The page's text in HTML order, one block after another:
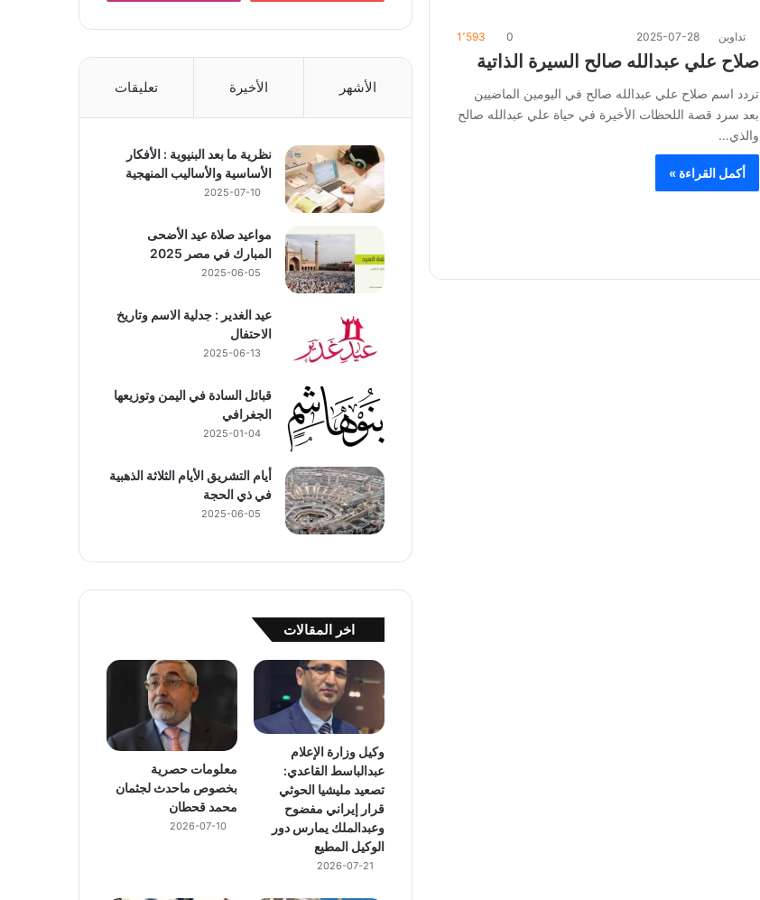
تداوين 2025-07-28
0 1٬593
صلاح علي عبدالله صالح السيرة الذاتية
تردد اسم صلاح علي عبدالله صالح في اليومين الماضيين
بعد سرد قصة اللحظات الأخيرة في حياة علي عبدالله صالح
والذي…
أكمل القراءة »
الأشهر الأخيرة تعليقات
نظرية ما بعد البنيوية : الأفكار
الأساسية والأساليب المنهجية
2025-07-10
مواعيد صلاة عيد الأضحى
المبارك في مصر 2025
2025-06-05
عيد الغدير : جدلية الاسم وتاريخ
الاحتفال
2025-06-13
قبائل السادة في اليمن وتوزيعها
الجغرافي
2025-01-04
أيام التشريق الأيام الثلاثة الذهبية
في ذي الحجة
2025-06-05
اخر المقالات
وكيل وزارة الإعلام
عبدالباسط القاعدي:
تصعيد مليشيا الحوثي
قرار إيراني مفضوح
وعبدالملك يمارس دور
الوكيل المطيع
2026-07-21
معلومات حصرية
بخصوص ماحدث لجثمان
محمد قحطان
2026-07-10